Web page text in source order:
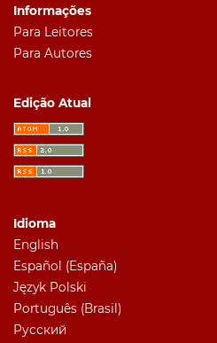
Informações
Para Leitores
Para Autores
Edição Atual
Idioma
English
Español (España)
Język Polski
Português (Brasil)
Русский